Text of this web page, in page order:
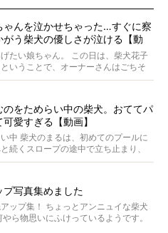
ゃんを泣かせちゃった…すぐに察
がう柴犬の優しさが泣ける【動
たい娘ちゃん。 この日は、柴犬花子
いうことで、オーナーさんはごちそ
のをためらい中の柴犬。おててパ
愛すぎる【動画】
中 柴犬のまるは、初めてのプールに
続くスロープの途中で立ち止まり、
写真集めました
ップ集！ ちょっとアンニュイな柴犬
ら物思いにふけっているようです。